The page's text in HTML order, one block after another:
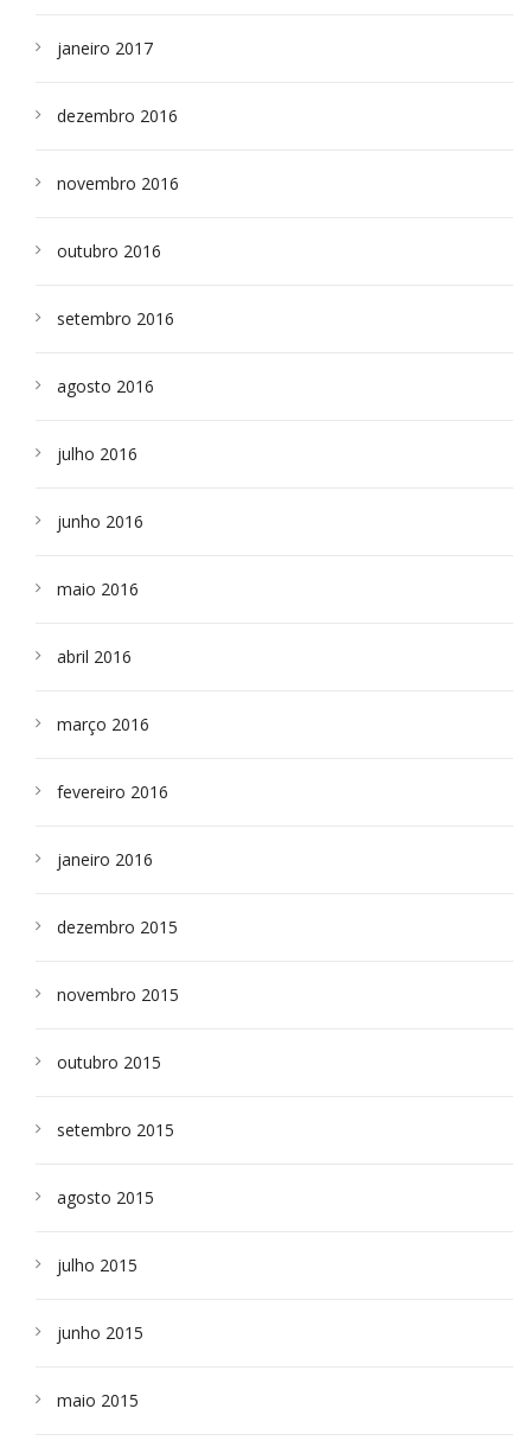
janeiro 2017
dezembro 2016
novembro 2016
outubro 2016
setembro 2016
agosto 2016
julho 2016
junho 2016
maio 2016
abril 2016
março 2016
fevereiro 2016
janeiro 2016
dezembro 2015
novembro 2015
outubro 2015
setembro 2015
agosto 2015
julho 2015
junho 2015
maio 2015